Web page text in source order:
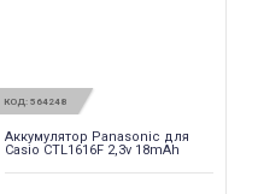
КОД: 564248
Аккумулятор Panasonic для
Casio CTL1616F 2,3v 18mAh